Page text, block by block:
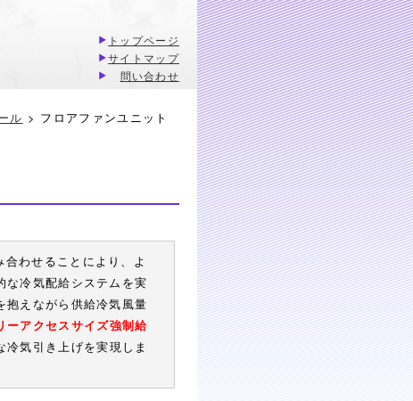
トップページ
サイトマップ
問い合わせ
ル > フロアファンユニット
わせることにより、よ
な冷気配給システムを実
抱えながら供給冷気風量
ーアクセスサイズ強制給
気引き上げを実現しま